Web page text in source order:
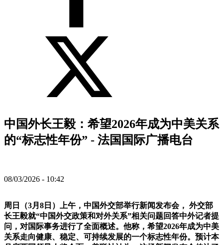
中国外长王毅：希望2026年成为中美关系
的“标志性年份” - 法国国际广播电台
08/03/2026 - 10:42
周日（3月8日）上午，中国外交部举行新闻发布会， 外交部
长王毅就“中国外交政策和对外关系”相关问题回答中外记者提
问，对国际事务进行了全面概述。他称，希望2026年成为中美
关系走向健康、稳定、可持续发展的一个标志性年份。预计本